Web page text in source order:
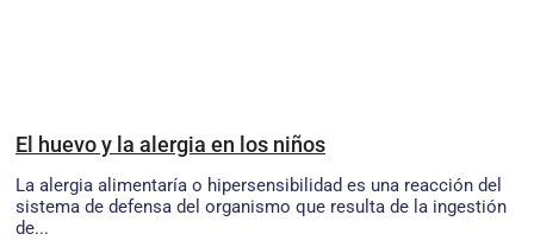
El huevo y la alergia en los niños
La alergia alimentaría o hipersensibilidad es una reacción del
sistema de defensa del organismo que resulta de la ingestión
de...